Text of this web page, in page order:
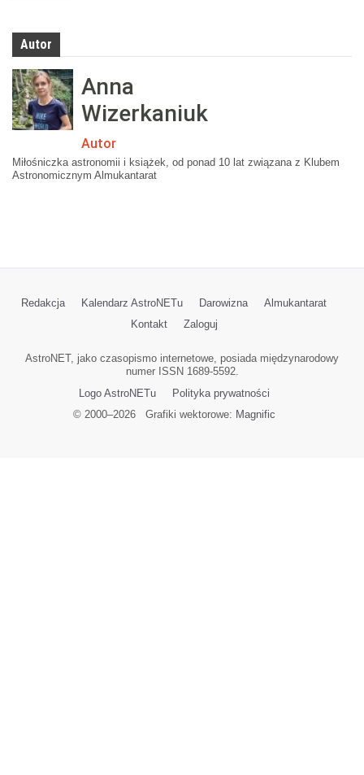
Autor
Anna
Wizerkaniuk
Autor
Miłośniczka astronomii i książek, od ponad 10 lat związana z Klubem
Astronomicznym Almukantarat
Redakcja Kalendarz AstroNETu Darowizna
Almukantarat
Kontakt
Zaloguj
AstroNET, jako czasopismo internetowe, posiada międzynarodowy
numer ISSN 1689-5592.
Logo AstroNETu
Polityka prywatności
© 2000–2026Grafiki wektorowe: Magnific